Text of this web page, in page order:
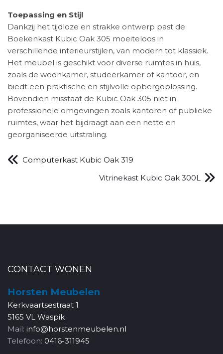
Toepassing en Stijl
Dankzij het tijdloze en strakke ontwerp past de
Boekenkast Kubic Oak 305 moeiteloos in
verschillende interieurstijlen, van modern tot klassiek.
Het meubel is geschikt voor diverse ruimtes in huis,
zoals de woonkamer, studeerkamer of kantoor, en
biedt een praktische en stijlvolle opbergoplossing.
Bovendien misstaat de Kubic Oak 305 niet in
professionele omgevingen zoals kantoren of publieke
ruimtes, waar het bijdraagt aan een nette en
georganiseerde uitstraling.
Computerkast Kubic Oak 319
Vitrinekast Kubic Oak 300L
CONTACT WONEN
Horsten Meubelen
Kerkvaartsestraat 1
5165 VL Waspik
Mail: info@horstenmeubelen.nl
Telefoon: 0416-311945